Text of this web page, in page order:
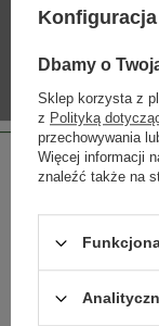
Czy
Konfiguracja
Dbamy o
Sklep korzysta z
z Polityką
przechowywania
Więcej informacji
znaleźć także na